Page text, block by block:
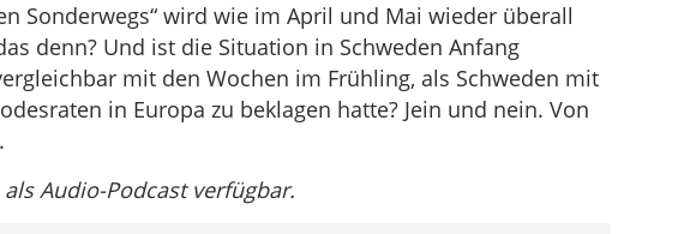
Sonderwegs“ wird wie im April und Mai wieder überall
denn? Und ist die Situation in Schweden Anfang
mit den Wochen im Frühling, als Schweden mit
in Europa zu beklagen hatte? Jein und nein. Von
.
Audio-Podcast verfügbar.